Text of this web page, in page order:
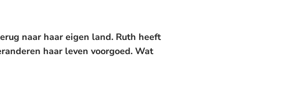
naar haar eigen land. Ruth heeft
haar leven voorgoed. Wat